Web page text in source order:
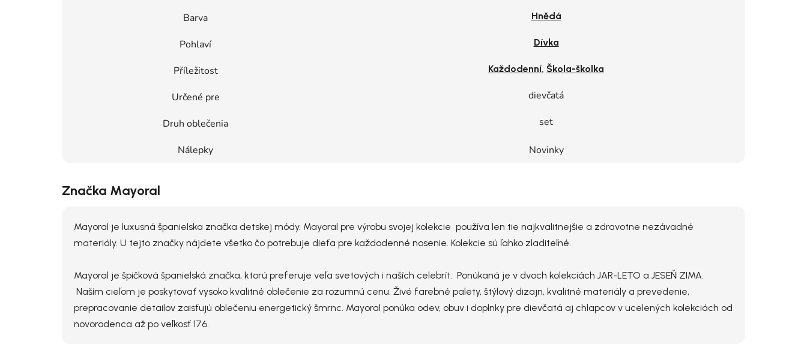
Barva Hnědá
Pohlaví Dívka
Příležitost Každodenní, Škola-školka
Určené pre dievčatá
Druh oblečenia set
Nálepky Novinky
Značka Mayoral
Mayoral je luxusná španielska značka detskej módy. Mayoral pre výrobu svojej kolekcie používa len tie najkvalitnejšie a zdravotne nezávadné
materiály. U tejto značky nájdete všetko čo potrebuje dieťa pre každodenné nosenie. Kolekcie sú ľahko zladiteľné.
Mayoral je špičková španielská značka, ktorú preferuje veľa svetových i naších celebrít. Ponúkaná je v dvoch kolekciách JAR-LETO a JESEŇ ZIMA.
Naším cieľom je poskytovať vysoko kvalitné oblečenie za rozumnú cenu. Živé farebné palety, štýlový dizajn, kvalitné materiály a prevedenie,
prepracovanie detailov zaisťujú oblečeniu energetický šmrnc. Mayoral ponúka odev, obuv i doplnky pre dievčatá aj chlapcov v ucelených kolekciách od
novorodenca až po veľkosť 176.